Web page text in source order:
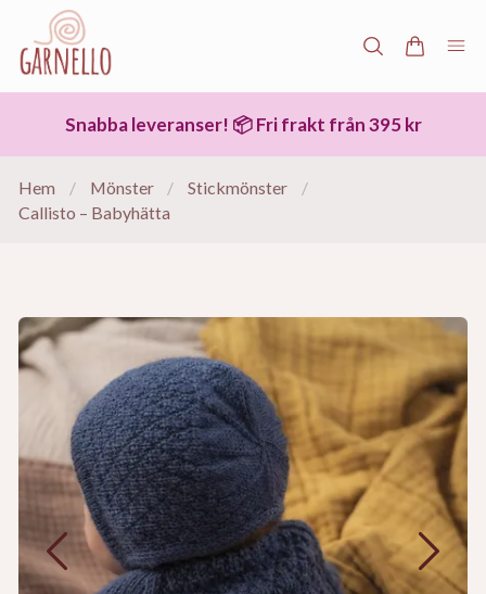
Snabba leveranser! 📦 Fri frakt från 395 kr
Hem / Mönster / Stickmönster
/
Callisto – Babyhätta